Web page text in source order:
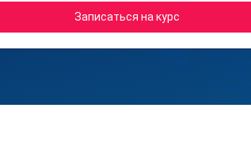
Записаться на курс